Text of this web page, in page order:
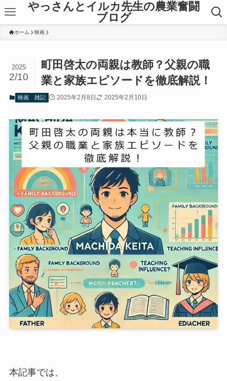
やっさんとイルカ先生の農業奮闘
ブログ
ホーム 映画
町田啓太の両親は教師？父親の職
業と家族エピソードを徹底解説！
2025
2/10
映画 雑記 2025年2月8日 2025年2月10日
本記事では、